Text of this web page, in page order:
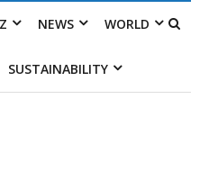
NEWS WORLD
SUSTAINABILITY